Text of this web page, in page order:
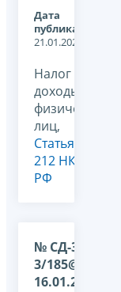
Дата
публикации:
21.01.2026
Налог на
доходы
физических
лиц,
Статья
212 НК
РФ
№ СД-36-
3/185@ от
16.01.2026